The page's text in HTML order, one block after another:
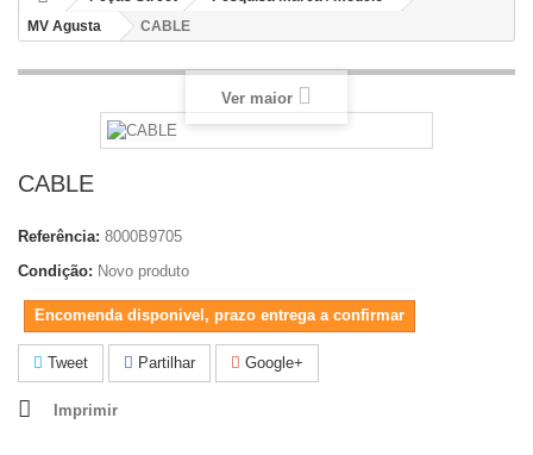
MV Agusta
CABLE
Ver maior
CABLE
Referência: 8000B9705
Condição: Novo produto
Encomenda disponivel, prazo entrega a confirmar
Tweet Partilhar Google+
Imprimir